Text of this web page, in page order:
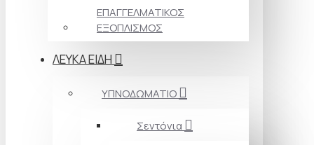
ΕΠΑΓΓΕΛΜΑΤΙΚΟΣ
ΕΞΟΠΛΙΣΜΟΣ
ΛΕΥΚΑ ΕΙΔΗ
ΥΠΝΟΔΩΜΑΤΙΟ
Σεντόνια